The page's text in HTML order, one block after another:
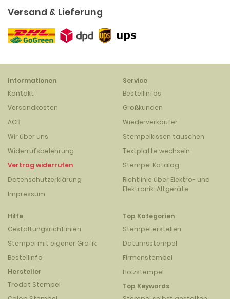
Versand & Lieferung
Informationen
Kontakt
Versandkosten
AGB
Wir über uns
Widerrufsbelehrung
Vertrag widerrufen
Datenschutzerklärung
Impressum
Service
Bestellinfos
Großkunden
Wiederverkäufer
Stempelkissen tauschen
Textplatte wechseln
Stempel Katalog
Richtlinie über Elektro- und
Elektronik-Altgeräte
Hilfe
Gestaltungsrichtlinien
Stempel mit eigener Grafik
Bestellinfo
Hersteller
Trodat Stempel
Top Kategorien
Stempel erstellen
Datumsstempel
Firmenstempel
Holzstempel
Top Keywords